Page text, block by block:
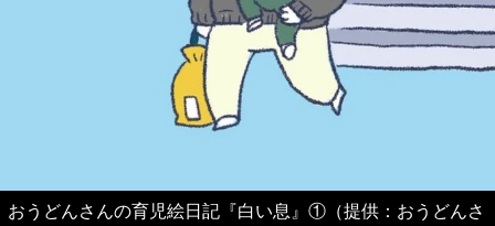
おうどんさんの育児絵日記『白い息』①（提供：おうどんさ